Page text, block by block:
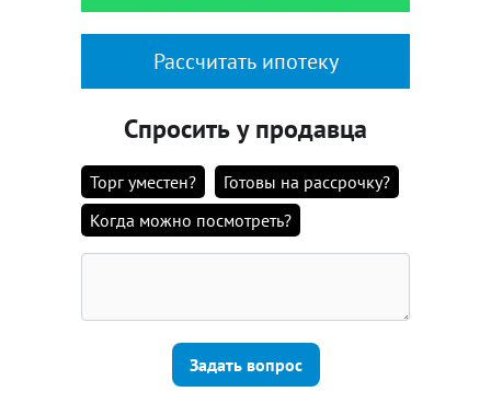
Рассчитать ипотеку
Спросить у продавца
Торг уместен?
Готовы на рассрочку?
Когда можно посмотреть?
Задать вопрос